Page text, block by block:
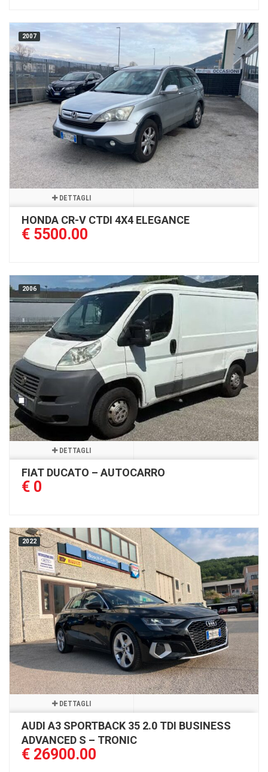
2007
DETTAGLI
HONDA CR-V CTDI 4X4 ELEGANCE
€ 5500.00
2006
DETTAGLI
FIAT DUCATO – AUTOCARRO
€ 0
2022
DETTAGLI
AUDI A3 SPORTBACK 35 2.0 TDI BUSINESS
ADVANCED S – TRONIC
€ 26900.00